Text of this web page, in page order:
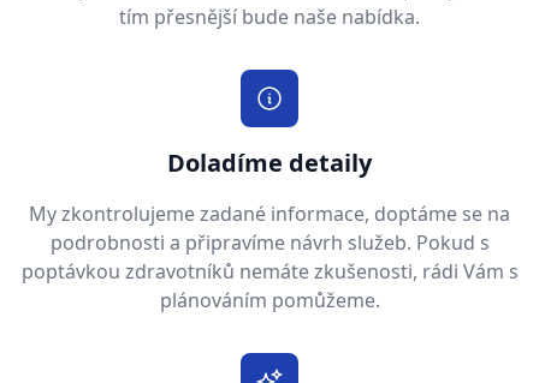
tím přesnější bude naše nabídka.
Doladíme detaily
My zkontrolujeme zadané informace, doptáme se na
podrobnosti a připravíme návrh služeb. Pokud s
poptávkou zdravotníků nemáte zkušenosti, rádi Vám s
plánováním pomůžeme.